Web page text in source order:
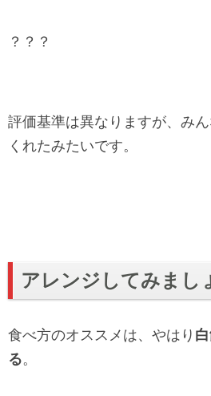
？？？
評価基準は異なりますが、み
くれたみたいです。
アレンジしてみまし
食べ方のオススメは、やはり
る。